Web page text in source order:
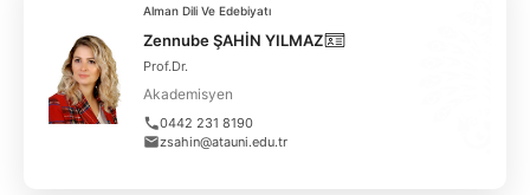
Alman Dili Ve Edebiyatı
Zennube ŞAHİN YILMAZ
Prof.Dr.
Akademisyen
0442 231 8190
zsahin@atauni.edu.tr